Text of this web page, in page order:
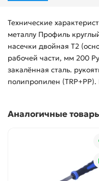
Технические
металлу Профиль
насечки двойная Т2
рабочей части, мм 200
закалённая сталь.
полипропилен
Аналогичные